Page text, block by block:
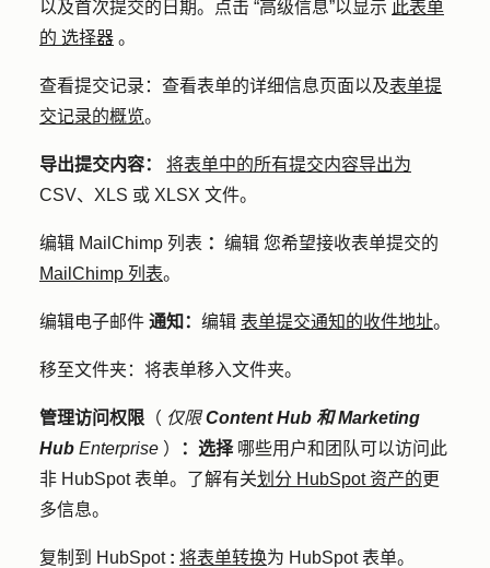
以及首次提交的日期。点击 “高级信息”以显示 此表单
的 选择器 。
查看提交记录： 查看表单的详细信息页面以及表单提
交记录的概览。
导出提交内容：
将表单中的所有提交内容导出为
CSV、XLS 或 XLSX 文件。
编辑 MailChimp 列表 ： 编辑 您希望接收表单提交的
MailChimp 列表。
编辑电子邮件 通知： 编辑 表单提交通知的收件地址。
移至文件夹： 将表单移入文件夹。
管理访问权限 （ 仅限Content Hub 和Marketing
Hub Enterprise ） ：选择 哪些用户和团队可以访问此
非 HubSpot 表单。了解有关划分 HubSpot 资产的更
多信息。
复制到 HubSpot : 将表单转换为 HubSpot 表单。